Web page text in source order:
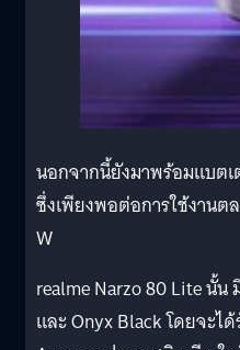
นอกจากนี้ยังมาพร้อมแบต
ซึ่งเพียงพอต่อการใช้งานต
W
realme Narzo 80 Lite นั้น
และ Onyx Black โดยจะไ